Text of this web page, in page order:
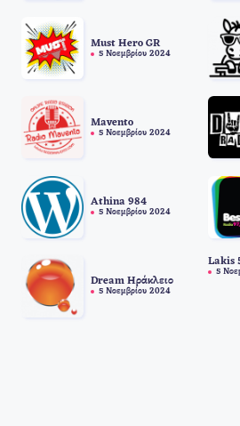
Must Hero GR
5 Νοεμβρίου 2024
Mavento
5 Νοεμβρίου 2024
Athina 984
5 Νοεμβρίου 2024
Dream Ηράκλειο
5 Νοεμβρίου 2024
Lakis
5